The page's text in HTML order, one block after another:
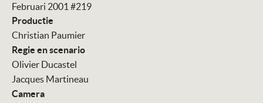
Februari 2001 #219
Productie
Christian Paumier
Regie en scenario
Olivier Ducastel
Jacques Martineau
Camera